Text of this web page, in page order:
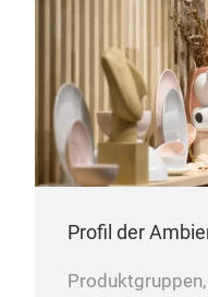
Profil der